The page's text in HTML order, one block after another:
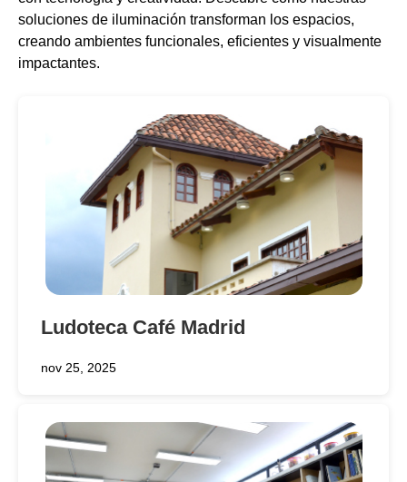
soluciones de iluminación transforman los espacios,
creando ambientes funcionales, eficientes y visualmente
impactantes.
Ludoteca Café Madrid
nov 25, 2025